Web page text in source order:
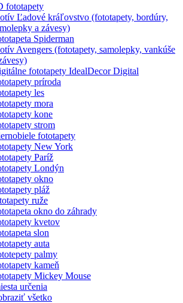
fototapety
Ľadové kráľovstvo (fototapety, bordúry,
a závesy)
Spiderman
Avengers (fototapety, samolepky, vankúše
fototapety IdealDecor Digital
príroda
les
mora
kone
strom
fototapety
New York
Paríž
Londýn
okno
pláž
ruže
okno do záhrady
kvetov
slon
auta
palmy
kameň
Mickey Mouse
určenia
všetko